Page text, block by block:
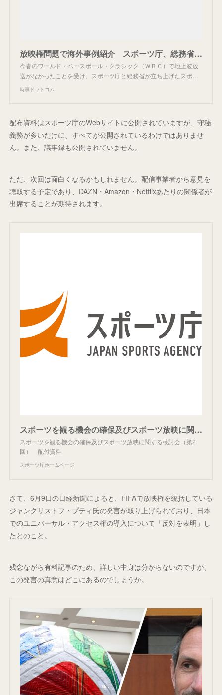
放映権問題で海外事例紹介 スポーツ庁、総務省の検討会：時事ドットコム
今春のワールド・ベースボール・クラシック（ＷＢＣ）で地上波放
送がなかったことを受け、スポーツ庁と総務省が立ち上げたスポ…
時事ドットコム
配布資料はスポーツ庁のWebサイトに公開されていますが、守秘
義務が多いだけに、すべてが公開されているわけではありませ
ん。また、議事録も公開されていません。
ただ、次回は面白くなるかもしれません。配信事業者から意見を
聴取する予定であり、DAZN・Amazon・Netflixあたりの関係者が
出席することが期待されます。
スポーツを観る機会の確保及びスポーツ放映に関する検討会（第2回） 配付資料：スポーツ庁
スポーツを観る機会の確保及びスポーツ放映に関する検討会（第2
回） 配付資料
スポーツ庁ホームページ
さて、6月9日の日経新聞によると、FIFAで放映権を統括している
ジャンクリストフ・プティ氏の発言が取り上げられており、日本
でのユニバーサル・アクセス権の導入について「反対を表明」し
たとのこと。
残念ながら有料記事のため、詳しい中身は分からないのですが、
この発言の真意はどこにあるのでしょうか。